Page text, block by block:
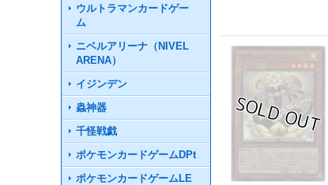
ウルトラマンカードゲー
ム
ニベルアリーナ（NIVEL
ARENA）
イジンデン
蟲神器
千怪戦戯
ポケモンカードゲームDPt
ポケモンカードゲームLE